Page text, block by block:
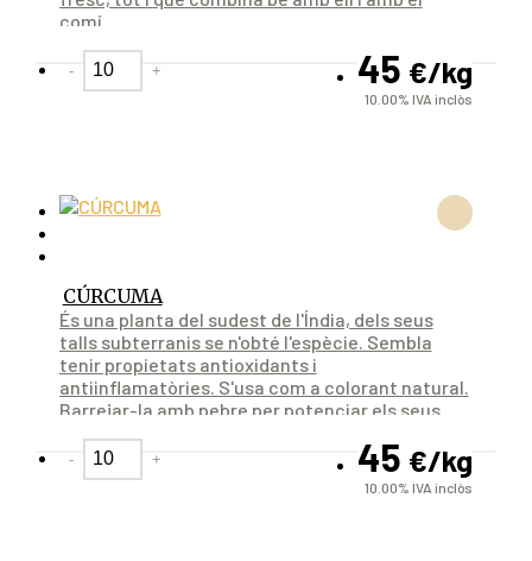
comí.
45 €/kg
10.00%IVA inclòs
- +
CÚRCUMA
És una planta del sudest de l'Índia, dels seus
talls subterranis se n'obté l'espècie. Sembla
tenir propietats antioxidants i
antiinflamatòries. S'usa com a colorant natural.
Barrejar-la amb pebre per potenciar els seus
45 €/kg
10.00%IVA inclòs
- +